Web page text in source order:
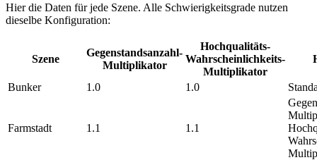
Hier die Daten für jede Szene. Alle Schwierigkeitsgrade nutzen
dieselbe Konfiguration:
Szene
Gegenstandsanzahl-
Multiplikator
Hochqualitäts-
Wahrscheinlichkeits-
Multiplikator
Bunker 1.0 1.0
Farmstadt 1.1 1.1